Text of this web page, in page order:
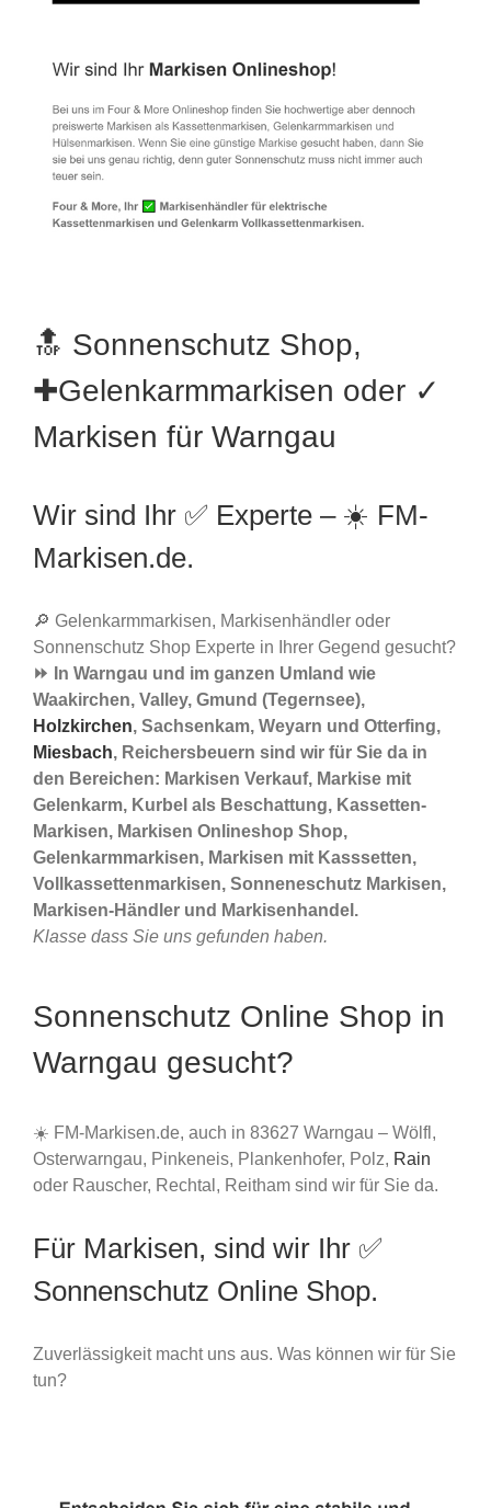
🔝 Sonnenschutz Shop,
✚Gelenkarmmarkisen oder ✓
Markisen für Warngau
Wir sind Ihr ✅ Experte – ☀️ FM-
Markisen.de.
🔎 Gelenkarmmarkisen, Markisenhändler oder
Sonnenschutz Shop Experte in Ihrer Gegend gesucht?
⏩ In Warngau und im ganzen Umland wie
Waakirchen, Valley, Gmund (Tegernsee),
Holzkirchen, Sachsenkam, Weyarn und Otterfing,
Miesbach, Reichersbeuern sind wir für Sie da in
den Bereichen: Markisen Verkauf, Markise mit
Gelenkarm, Kurbel als Beschattung, Kassetten-
Markisen, Markisen Onlineshop Shop,
Gelenkarmmarkisen, Markisen mit Kasssetten,
Vollkassettenmarkisen, Sonneneschutz Markisen,
Markisen-Händler und Markisenhandel.
Klasse dass Sie uns gefunden haben.
Sonnenschutz Online Shop in
Warngau gesucht?
☀️ FM-Markisen.de, auch in 83627 Warngau – Wölfl,
Osterwarngau, Pinkeneis, Plankenhofer, Polz, Rain
oder Rauscher, Rechtal, Reitham sind wir für Sie da.
Für Markisen, sind wir Ihr ✅
Sonnenschutz Online Shop.
Zuverlässigkeit macht uns aus. Was können wir für Sie
tun?